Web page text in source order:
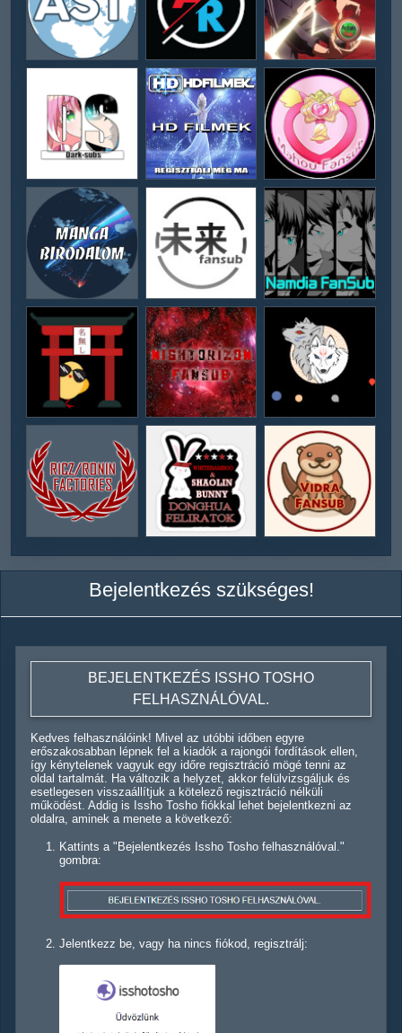
Bejelentkezés szükséges!
BEJELENTKEZÉS ISSHO TOSHO
FELHASZNÁLÓVAL.
Kedves felhasználóink! Mivel az utóbbi időben egyre
erőszakosabban lépnek fel a kiadók a rajongói fordítások ellen,
így kénytelenek vagyuk egy időre regisztráció mögé tenni az
oldal tartalmát. Ha változik a helyzet, akkor felülvizsgáljuk és
esetlegesen visszaállítjuk a kötelező regisztráció nélküli
működést. Addig is Issho Tosho fiókkal lehet bejelentkezni az
oldalra, aminek a menete a következő:
Kattints a "Bejelentkezés Issho Tosho felhasználóval."
gombra:
Jelentkezz be, vagy ha nincs fiókod, regisztrálj: